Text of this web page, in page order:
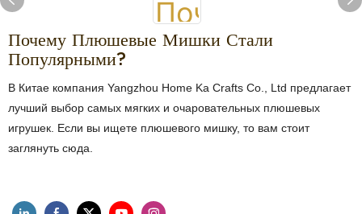
Почему Плюшевые Мишки Стали
Популярными?
В Китае компания Yangzhou Home Ka Crafts Co., Ltd предлагает
лучший выбор самых мягких и очаровательных плюшевых
игрушек. Если вы ищете плюшевого мишку, то вам стоит
заглянуть сюда.